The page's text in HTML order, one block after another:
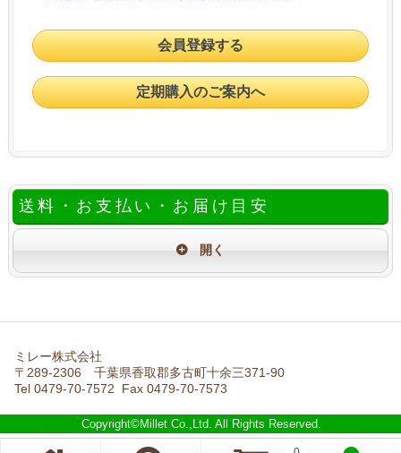
会員登録する
定期購入のご案内へ
送料・お支払い・お届け目安
ミレー株式会社
〒289-2306 千葉県香取郡多古町十余三371-90
Tel 0479-70-7572 Fax 0479-70-7573
Copyright©Millet Co.,Ltd. All Rights Reserved.